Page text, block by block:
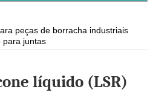
peças de borracha industriais
para juntas
líquido (LSR)